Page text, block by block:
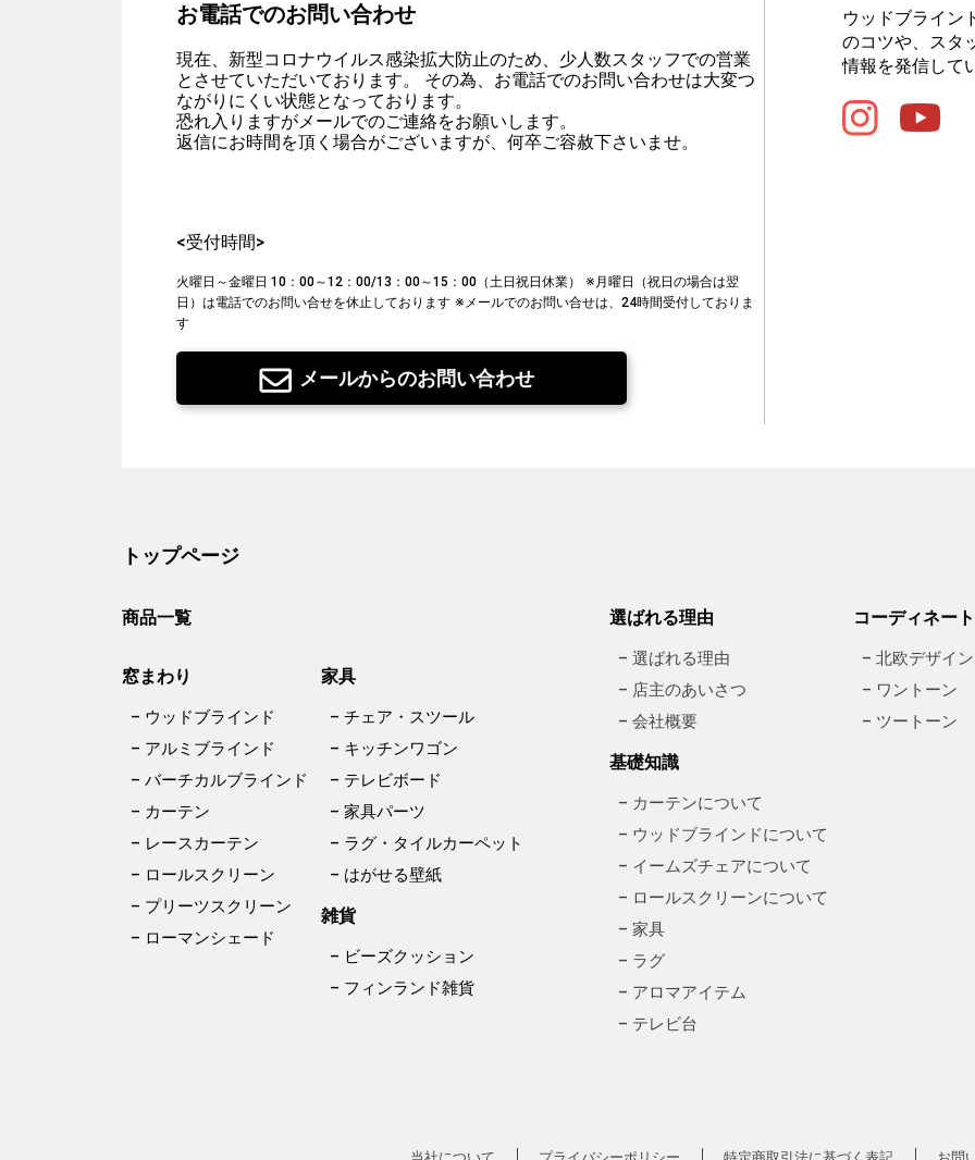
お電話でのお問い合わせ
現在、新型コロナウイルス感染拡大防止のため、少人数スタッフでの営業
とさせていただいております。 その為、お電話でのお問い合わせは大変つ
ながりにくい状態となっております。
恐れ入りますがメールでのご連絡をお願いします。
返信にお時間を頂く場合がございますが、何卒ご容赦下さいませ。
<受付時間>
火曜日～金曜日 10：00～12：00/13：00～15：00（土日祝日休業）
※月曜日（祝日の場合は翌
日）は電話でのお問い合せを休止しております ※メールでのお問い合せは、24時間受付しておりま
す
メールからのお問い合わせ
ウッドブライン
のコツや、スタ
情報を発信して
トップページ
商品一覧
窓まわり
– ウッドブラインド
– アルミブラインド
– バーチカルブラインド
– カーテン
– レースカーテン
– ロールスクリーン
– プリーツスクリーン
– ローマンシェード
家具
– チェア・スツール
– キッチンワゴン
– テレビボード
– 家具パーツ
– ラグ・タイルカーペット
– はがせる壁紙
雑貨
– ビーズクッション
– フィンランド雑貨
選ばれる理由
– 選ばれる理由
– 店主のあいさつ
– 会社概要
基礎知識
– カーテンについて
– ウッドブラインドについて
– イームズチェアについて
– ロールスクリーンについて
– 家具
– ラグ
– アロマアイテム
– テレビ台
コーディネート
– 北欧デザイン
– ワントーン
– ツートーン